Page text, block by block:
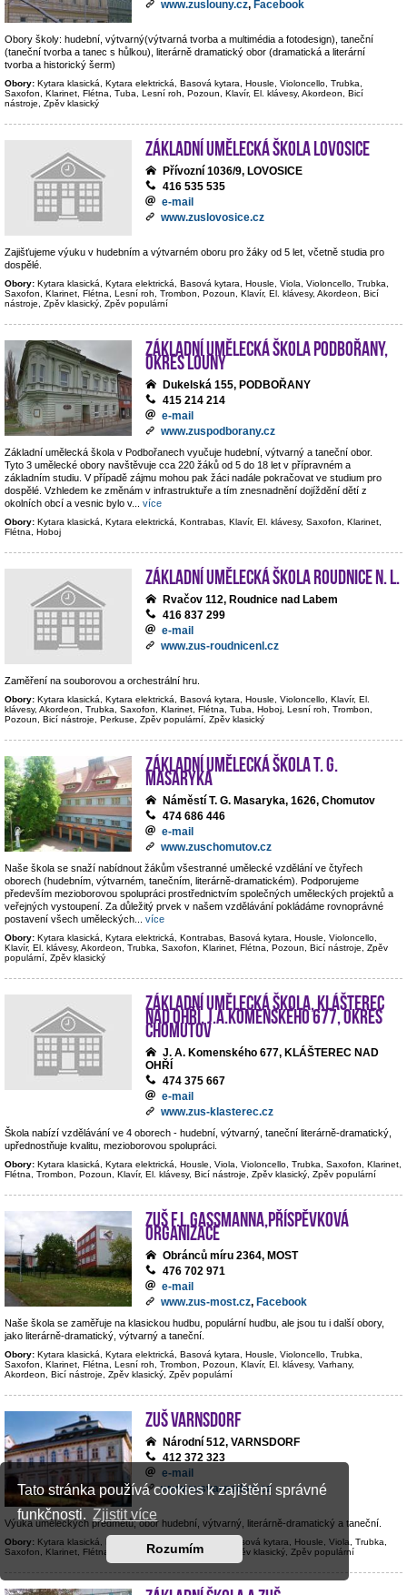
Tato stránka používá cookies k zajištění správné
funkčnosti. Zjistit více
Rozumím
www.zuslouny.cz, Facebook
Obory školy: hudební, výtvarný(výtvarná tvorba a multimédia a fotodesign), taneční
(taneční tvorba a tanec s hůlkou), literárně dramatický obor (dramatická a literární
tvorba a historický šerm)
Obory: Kytara klasická, Kytara elektrická, Basová kytara, Housle, Violoncello, Trubka,
Saxofon, Klarinet, Flétna, Tuba, Lesní roh, Pozoun, Klavír, El. klávesy, Akordeon, Bicí
nástroje, Zpěv klasický
Základní umělecká škola Lovosice
Přívozní 1036/9, LOVOSICE
416 535 535
e-mail
www.zuslovosice.cz
Zajišťujeme výuku v hudebním a výtvarném oboru pro žáky od 5 let, včetně studia pro
dospělé.
Obory: Kytara klasická, Kytara elektrická, Basová kytara, Housle, Viola, Violoncello, Trubka,
Saxofon, Klarinet, Flétna, Lesní roh, Trombon, Pozoun, Klavír, El. klávesy, Akordeon, Bicí
nástroje, Zpěv klasický, Zpěv populární
Základní umělecká škola Podbořany,
okres Louny
Dukelská 155, PODBOŘANY
415 214 214
e-mail
www.zuspodborany.cz
Základní umělecká škola v Podbořanech vyučuje hudební, výtvarný a taneční obor.
Tyto 3 umělecké obory navštěvuje cca 220 žáků od 5 do 18 let v přípravném a
základním studiu. V případě zájmu mohou pak žáci nadále pokračovat ve studium pro
dospělé. Vzhledem ke změnám v infrastruktuře a tím znesnadnění dojíždění dětí z
okolních obcí a vesnic bylo v... více
Obory: Kytara klasická, Kytara elektrická, Kontrabas, Klavír, El. klávesy, Saxofon, Klarinet,
Flétna, Hoboj
Základní umělecká škola Roudnice n. L.
Rvačov 112, Roudnice nad Labem
416 837 299
e-mail
www.zus-roudnicenl.cz
Zaměření na souborovou a orchestrální hru.
Obory: Kytara klasická, Kytara elektrická, Basová kytara, Housle, Violoncello, Klavír, El.
klávesy, Akordeon, Trubka, Saxofon, Klarinet, Flétna, Tuba, Hoboj, Lesní roh, Trombon,
Pozoun, Bicí nástroje, Perkuse, Zpěv populární, Zpěv klasický
Základní umělecká škola T. G.
Masaryka
Náměstí T. G. Masaryka, 1626, Chomutov
474 686 446
e-mail
www.zuschomutov.cz
Naše škola se snaží nabídnout žákům všestranné umělecké vzdělání ve čtyřech
oborech (hudebním, výtvarném, tanečním, literárně-dramatickém). Podporujeme
především mezioborovou spolupráci prostřednictvím společných uměleckých projektů a
veřejných vystoupení. Za důležitý prvek v našem vzdělávání pokládáme rovnoprávné
postavení všech uměleckých
více
Obory: Kytara klasická, Kytara elektrická, Kontrabas, Basová kytara, Housle, Violoncello,
Klavír, El. klávesy, Akordeon, Trubka, Saxofon, Klarinet, Flétna, Pozoun, Bicí nástroje, Zpěv
populární, Zpěv klasický
Základní umělecká škola, Klášterec
nad Ohří, J.A.Komenského 677, okres
Chomutov
J. A. Komenského 677, KLÁŠTEREC NAD
OHŘÍ
474 375 667
e-mail
www.zus-klasterec.cz
Škola nabízí vzdělávání ve 4 oborech - hudební, výtvarný, taneční literárně-dramatický,
upřednostňuje kvalitu, mezioborovou spolupráci.
Obory: Kytara klasická, Kytara elektrická, Housle, Viola, Violoncello, Trubka, Saxofon, Klarinet,
Flétna, Trombon, Pozoun, Klavír, El. klávesy, Bicí nástroje, Zpěv klasický, Zpěv populární
ZUŠ F.L.Gassmanna,příspěvková
organizace
Obránců míru 2364, MOST
476 702 971
e-mail
www.zus-most.cz, Facebook
Naše škola se zaměřuje na klasickou hudbu, populární hudbu, ale jsou tu i další obory,
jako literárně-dramatický, výtvarný a taneční.
Obory: Kytara klasická, Kytara elektrická, Basová kytara, Housle, Violoncello, Trubka,
Saxofon, Klarinet, Flétna, Lesní roh, Trombon, Pozoun, Klavír, El. klávesy, Varhany,
Akordeon, Bicí nástroje, Zpěv klasický, Zpěv populární
ZUŠ Varnsdorf
Národní 512, VARNSDORF
412 372 323
e-mail
www.zusvarnsdorf.cz
Výuka uměleckých předmětů; obor hudební, výtvarný, literárně-dramatický a taneční.
Obory: Kytara klasická, Kytara elektrická, Kontrabas, Basová kytara, Housle, Viola, Trubka,
Saxofon, Klarinet, Flétna, Hoboj, Klavír, Bicí nástroje, Zpěv klasický, Zpěv populární